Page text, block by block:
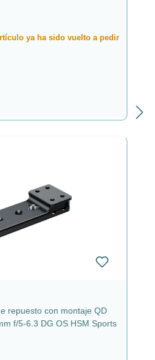
ya ha sido vuelto a pedir
repuesto con montaje QD
f/5-6.3 DG OS HSM Sports